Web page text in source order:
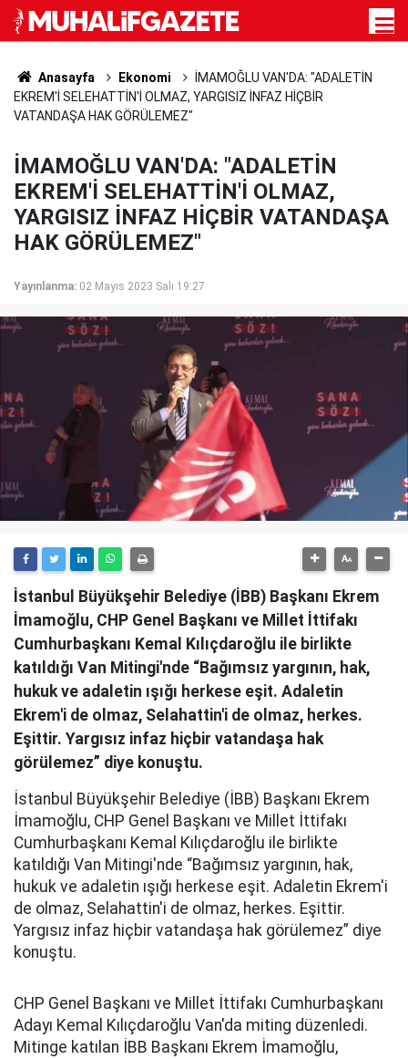
Anasayfa Ekonomi
İMAMOĞLU VAN'DA: "ADALETİN
EKREM'İ SELEHATTİN'İ OLMAZ, YARGISIZ İNFAZ HİÇBİR
VATANDAŞA HAK GÖRÜLEMEZ"
İMAMOĞLU VAN'DA: "ADALETİN
EKREM'İ SELEHATTİN'İ OLMAZ,
YARGISIZ İNFAZ HİÇBİR VATANDAŞA
HAK GÖRÜLEMEZ"
Yayınlanma: 02 Mayıs 2023 Salı 19:27
İstanbul Büyükşehir Belediye (İBB) Başkanı Ekrem
İmamoğlu, CHP Genel Başkanı ve Millet İttifakı
Cumhurbaşkanı Kemal Kılıçdaroğlu ile birlikte
katıldığı Van Mitingi'nde “Bağımsız yargının, hak,
hukuk ve adaletin ışığı herkese eşit. Adaletin
Ekrem'i de olmaz, Selahattin'i de olmaz, herkes.
Eşittir. Yargısız infaz hiçbir vatandaşa hak
görülemez” diye konuştu.
İstanbul Büyükşehir Belediye (İBB) Başkanı Ekrem
İmamoğlu, CHP Genel Başkanı ve Millet İttifakı
Cumhurbaşkanı Kemal Kılıçdaroğlu ile birlikte
katıldığı Van Mitingi'nde “Bağımsız yargının, hak,
hukuk ve adaletin ışığı herkese eşit. Adaletin Ekrem'i
de olmaz, Selahattin'i de olmaz, herkes. Eşittir.
Yargısız infaz hiçbir vatandaşa hak görülemez” diye
konuştu.
CHP Genel Başkanı ve Millet İttifakı Cumhurbaşkanı
Adayı Kemal Kılıçdaroğlu Van'da miting düzenledi.
Mitinge katılan İBB Başkanı Ekrem İmamoğlu,